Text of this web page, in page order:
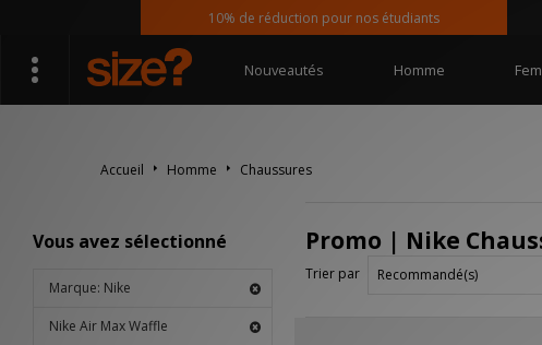
10% de réduction pour nos étudiants
Nouveautés Homme
Accueil Homme Chaussures
Vous avez sélectionné
Marque: Nike
Nike Air Max Waffle
Promo | Nike
Trier par